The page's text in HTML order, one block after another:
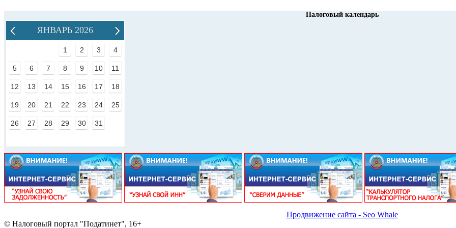
Налоговый календарь
ЯНВАРЬ 2026
1 2 3 4
5 6 7 8 9 10 11
12 13 14 15 16 17 18
19 20 21 22 23 24 25
26 27 28 29 30 31
Продвижение сайта - Seo Whale
© Налоговый портал "Податинет", 16+